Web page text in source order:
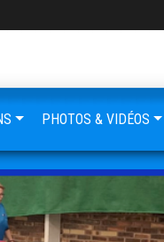
PHOTOS & VIDÉOS